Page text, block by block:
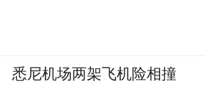
悉尼机场两架飞机险相撞